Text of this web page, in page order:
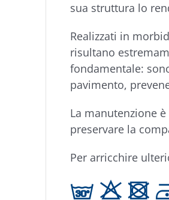
sua struttura lo
Realizzati in
risultano
fondamentale:
pavimento,
La manutenzione
preservare la
Per arricchire